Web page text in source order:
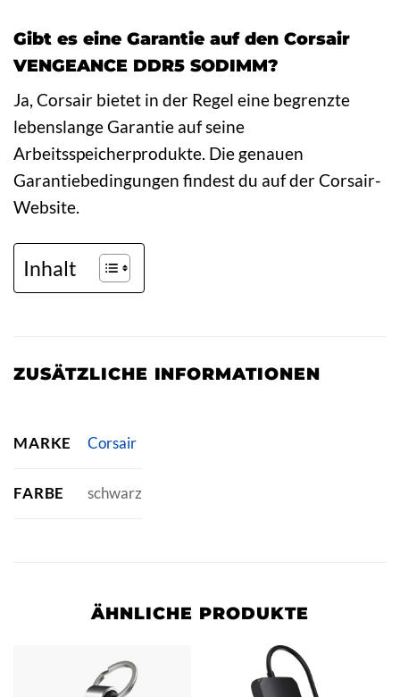
Gibt es eine Garantie auf den Corsair
VENGEANCE DDR5 SODIMM?
Ja, Corsair bietet in der Regel eine begrenzte
lebenslange Garantie auf seine
Arbeitsspeicherprodukte. Die genauen
Garantiebedingungen findest du auf der Corsair-
Website.
Inhalt
ZUSÄTZLICHE INFORMATIONEN
MARKE Corsair
FARBE schwarz
ÄHNLICHE PRODUKTE